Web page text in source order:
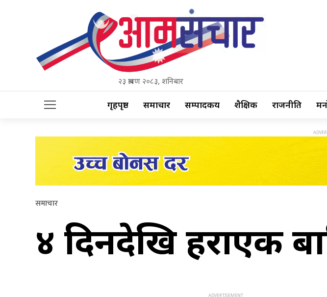
२३ श्रावण २०८३, शनिबार
गृहपृष्ठ समाचार सम्पादकीय शैक्षिक राजनीति
समाचार
४ दिनदेखि हराएकी